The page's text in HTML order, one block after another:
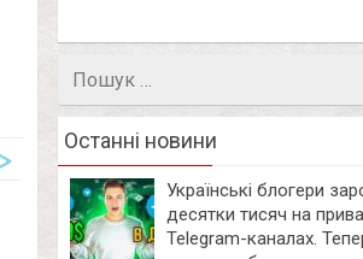
Останні новини
Українські блогери
десятки тисяч на
Telegram-каналах.